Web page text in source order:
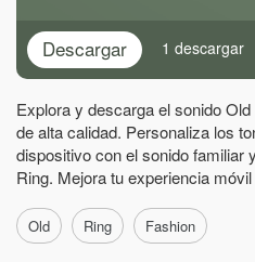
Descargar 1 descargar
Explora y descarga el sonido
de alta calidad. Personaliza los
dispositivo con el sonido familiar
Ring. Mejora tu experiencia
Old Ring Fashion